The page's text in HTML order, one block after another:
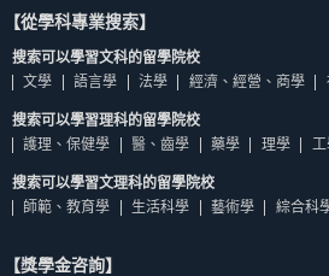
【從學科專業搜索】
搜索可以學習文科的留學院校
文學
語言學 法學 經濟、經營、商學
搜索可以學習理科的留學院校
護理、保健學
醫、齒學 藥學 理學 工
搜索可以學習文理科的留學院校
師範、教育學
生活科學 藝術學 綜合科
【獎學金咨詢】